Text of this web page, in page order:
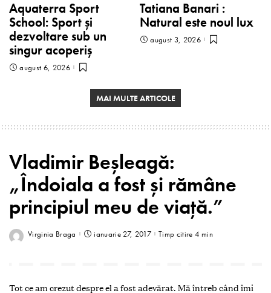
Aquaterra Sport
School: Sport și
dezvoltare sub un
singur acoperiș
august 6, 2026
Tatiana Banari :
Natural este noul lux
august 3, 2026
MAI MULTE ARTICOLE
Vladimir Beşleagă:
„Îndoiala a fost şi rămâne
principiul meu de viaţă.”
Virginia Braga ianuarie 27, 2017 Timp citire 4 min
Tot ce am crezut despre el a fost adevărat. Mă întreb când îmi